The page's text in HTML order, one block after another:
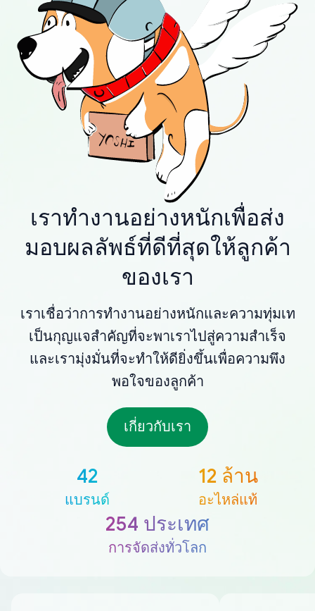
เราทำงานอย่างหนักเพื่อส่ง
มอบผลลัพธ์ที่ดีที่สุดให้ลูกค้า
ของเรา
เราเชื่อว่าการทำงานอย่างหนักและความทุ่มเท
เป็นกุญแจสำคัญที่จะพาเราไปสู่ความสำเร็จ
และเรามุ่งมั่นที่จะทำให้ดียิ่งขึ้นเพื่อความพึง
พอใจของลูกค้า
เกี่ยวกับเรา
42
แบรนด์
12 ล้าน
อะไหล่แท้
254 ประเทศ
การจัดส่งทั่วโลก